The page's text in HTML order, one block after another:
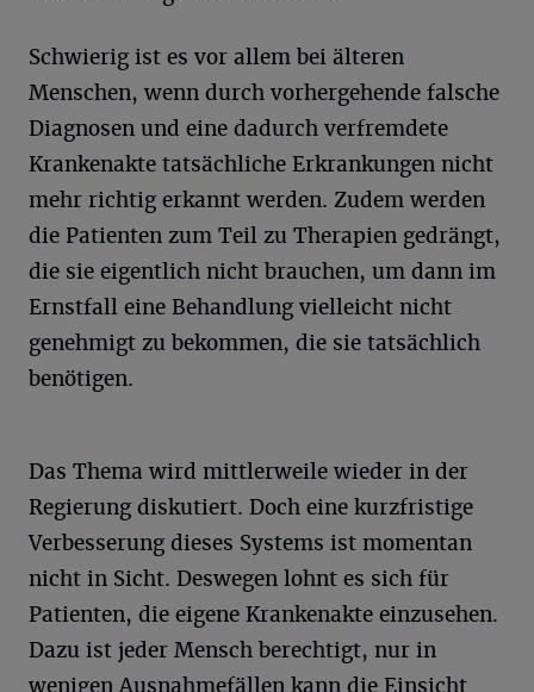
Schwierig ist es vor allem bei älteren
Menschen, wenn durch vorhergehende falsche
Diagnosen und eine dadurch verfremdete
Krankenakte tatsächliche Erkrankungen nicht
mehr richtig erkannt werden. Zudem werden
die Patienten zum Teil zu Therapien gedrängt,
die sie eigentlich nicht brauchen, um dann im
Ernstfall eine Behandlung vielleicht nicht
genehmigt zu bekommen, die sie tatsächlich
benötigen.
Das Thema wird mittlerweile wieder in der
Regierung diskutiert. Doch eine kurzfristige
Verbesserung dieses Systems ist momentan
nicht in Sicht. Deswegen lohnt es sich für
Patienten, die eigene Krankenakte einzusehen.
Dazu ist jeder Mensch berechtigt, nur in
wenigen Ausnahmefällen kann die Einsicht